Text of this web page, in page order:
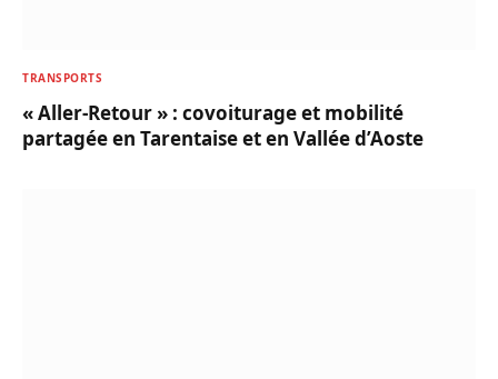
TRANSPORTS
« Aller-Retour » : covoiturage et mobilité
partagée en Tarentaise et en Vallée d’Aoste